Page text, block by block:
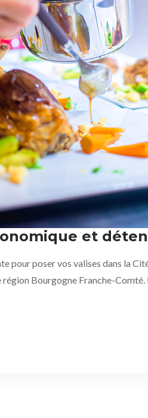
et
pour poser vos valises dans la
Bourgogne Franche-